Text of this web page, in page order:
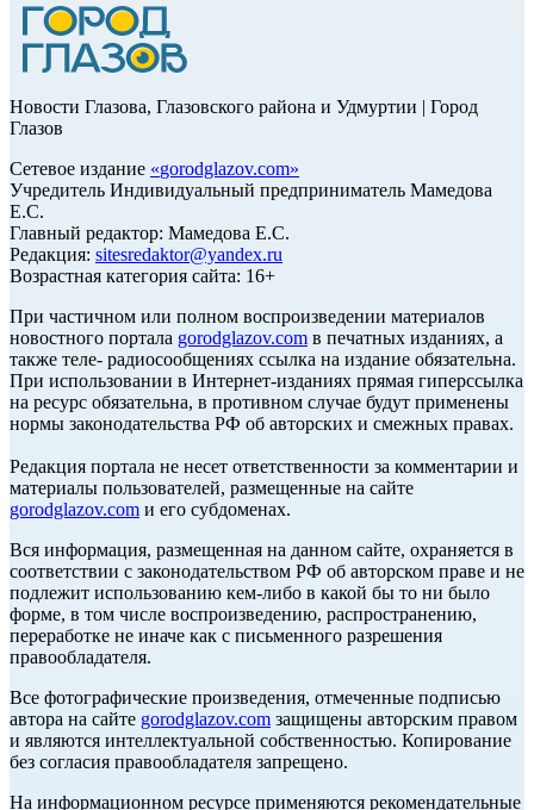
Новости Глазова, Глазовского района и Удмуртии | Город
Глазов
Сетевое издание «gorodglazov.com»
Учредитель Индивидуальный предприниматель Мамедова
Е.С.
Главный редактор: Мамедова Е.С.
Редакция: sitesredaktor@yandex.ru
Возрастная категория сайта: 16+
При частичном или полном воспроизведении материалов
новостного портала gorodglazov.com в печатных изданиях, а
также теле- радиосообщениях ссылка на издание обязательна.
При использовании в Интернет-изданиях прямая гиперссылка
на ресурс обязательна, в противном случае будут применены
нормы законодательства РФ об авторских и смежных правах.
Редакция портала не несет ответственности за комментарии и
материалы пользователей, размещенные на сайте
gorodglazov.com и его субдоменах.
Вся информация, размещенная на данном сайте, охраняется в
соответствии с законодательством РФ об авторском праве и не
подлежит использованию кем-либо в какой бы то ни было
форме, в том числе воспроизведению, распространению,
переработке не иначе как с письменного разрешения
правообладателя.
Все фотографические произведения, отмеченные подписью
автора на сайте gorodglazov.com защищены авторским правом
и являются интеллектуальной собственностью. Копирование
без согласия правообладателя запрещено.
На информационном ресурсе применяются рекомендательные